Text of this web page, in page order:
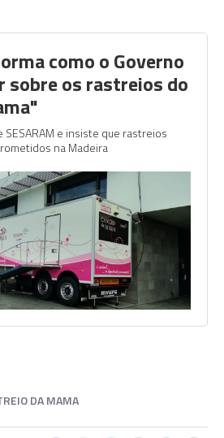
como o Governo
sobre os rastreios do
e insiste que rastreios
na Madeira
DA MAMA